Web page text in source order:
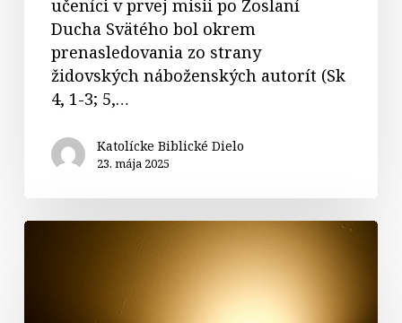
učeníci v prvej misii po Zoslaní
Ducha Svätého bol okrem
prenasledovania zo strany
židovských náboženských autorít (Sk
4, 1-3; 5,…
Katolícke Biblické Dielo
23. mája 2025